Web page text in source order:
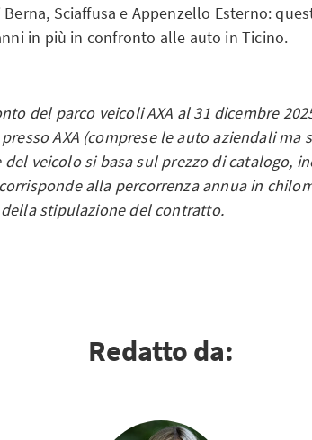
Sciaffusa e Appenzello Esterno:
in più in confronto alle auto in Ticino.
del parco veicoli AXA al 31 dicembre
AXA (comprese le auto aziendali ma
veicolo si basa sul prezzo di catalogo,
alla percorrenza annua in
stipulazione del contratto.
Redatto da: